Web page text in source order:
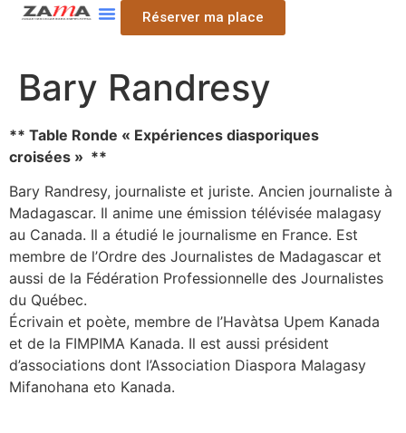
Réserver ma place
Bary Randresy
** Table Ronde « Expériences diasporiques
croisées » **
Bary Randresy, journaliste et juriste. Ancien journaliste à
Madagascar. Il anime une émission télévisée malagasy
au Canada. Il a étudié le journalisme en France. Est
membre de l’Ordre des Journalistes de Madagascar et
aussi de la Fédération Professionnelle des Journalistes
du Québec.
Écrivain et poète, membre de l’Havàtsa Upem Kanada
et de la FIMPIMA Kanada. Il est aussi président
d’associations dont l’Association Diaspora Malagasy
Mifanohana eto Kanada.